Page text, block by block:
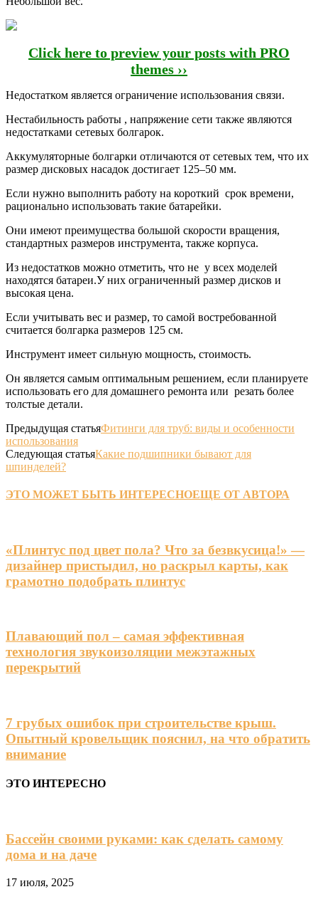
Click here to preview your posts with PRO
themes ››
Недостатком является ограничение использования связи.
Нестабильность работы , напряжение сети также являются
недостатками сетевых болгарок.
Аккумуляторные болгарки отличаются от сетевых тем, что их
размер дисковых насадок достигает 125–50 мм.
Если нужно выполнить работу на короткий срок времени,
рационально использовать такие батарейки.
Они имеют преимущества большой скорости вращения,
стандартных размеров инструмента, также корпуса.
Из недостатков можно отметить, что не у всех моделей
находятся батареи.У них ограниченный размер дисков и
высокая цена.
Если учитывать вес и размер, то самой востребованной
считается болгарка размеров 125 см.
Инструмент имеет сильную мощность, стоимость.
Он является самым оптимальным решением, если планируете
использовать его для домашнего ремонта или резать более
толстые детали.
Предыдущая статьяФитинги для труб: виды и особенности
использования
Следующая статьяКакие подшипники бывают для
шпинделей?
ЭТО МОЖЕТ БЫТЬ ИНТЕРЕСНОЕЩЕ ОТ АВТОРА
«Плинтус под цвет пола? Что за безвкусица!» —
дизайнер пристыдил, но раскрыл карты, как
грамотно подобрать плинтус
Плавающий пол – самая эффективная
технология звукоизоляции межэтажных
перекрытий
7 грубых ошибок при строительстве крыш.
Опытный кровельщик пояснил, на что обратить
внимание
ЭТО ИНТЕРЕСНО
Бассейн своими руками: как сделать самому
дома и на даче
17 июля, 2025